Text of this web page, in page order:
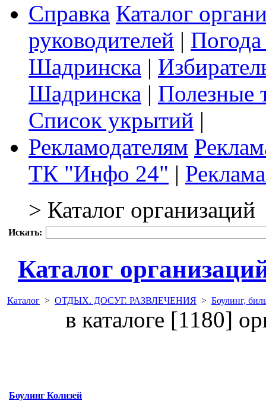
Справка Каталог
руководителей |
Шадринска |
Шадринска | Полезные
Список укрытий |
Рекламодателям
ТК "Инфо 24" |
> Каталог организаций
Искать:
Каталог
Каталог > ОТДЫХ. ДОСУГ. РАЗВЛЕЧЕНИЯ > Боулинг,
в каталоге [1180]
Боулинг Колизей